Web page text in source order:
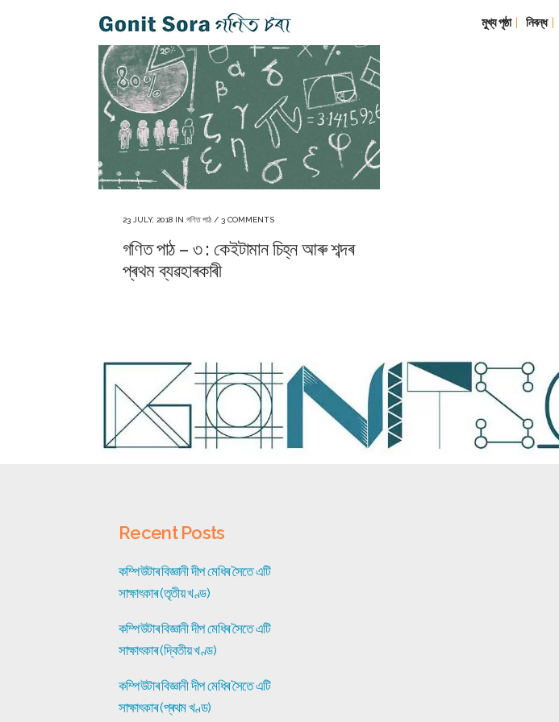
মুখ্য পৃষ্ঠা নিবন্ধ
23 JULY, 2018 IN গণিত পাঠ / 3 COMMENTS
গণিত পাঠ – ৩ : কেইটামান চিহ্ন আৰু শব্দৰ
প্ৰথম ব্যৱহাৰকাৰী
Recent Posts
কম্পিউটাৰ বিজ্ঞানী দীপ মেধিৰ সৈতে এটি
সাক্ষাৎকাৰ (তৃতীয় খণ্ড)
কম্পিউটাৰ বিজ্ঞানী দীপ মেধিৰ সৈতে এটি
সাক্ষাৎকাৰ (দ্বিতীয় খণ্ড)
কম্পিউটাৰ বিজ্ঞানী দীপ মেধিৰ সৈতে এটি
সাক্ষাৎকাৰ (প্ৰথম খণ্ড)